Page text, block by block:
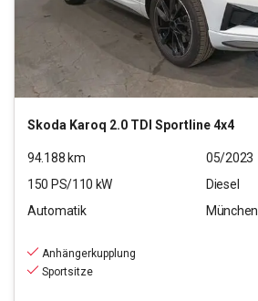
Skoda Karoq 2.0 TDI Sportline 4x4
94.188 km
05/2023
150 PS/110 kW
Diesel
Automatik
Anhängerkupplung
Sportsitze